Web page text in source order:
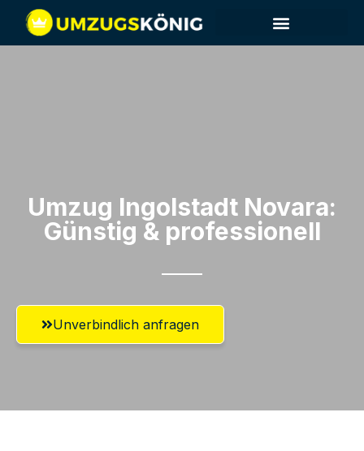
Umzug Ingolstadt​ Novara:
Günstig & professionell​
Unverbindlich anfragen